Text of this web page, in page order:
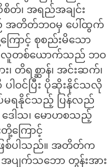
တ်၊ အရည်အချင်း
တိတ်ဘဝမှ ပေါ်ထွက်
ြောင့် စုစည်းမိသော
ြီး လူတစ်ယောက်သည် ဘဝ
တိရစ္ဆာန်၊ အင်းဆက်၊
ပါဝင်ပြီး ပိုဆိုးနိုင်သလို
မရနိုင်သည့် ပြန်လည်
ေါသ၊ မောဟစသည့်
ကြောင့်
ဖြစ်ပါသည်။ အတိတ်က
အပျက်သဘော တွန်းအား